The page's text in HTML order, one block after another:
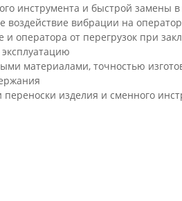
инструмента и быстрой замены
вибрации на
оператора от перегрузок при
материалами, точностью
изделия и сменного